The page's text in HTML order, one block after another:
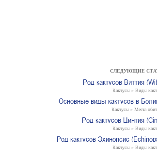
СЛЕДУЮЩИЕ
Род кактусов Виттия
Кактусы » Виды
Основные виды кактусов в
Кактусы » Места
Род кактусов Цинтия
Кактусы » Виды
Род кактусов Эхинопсис
Кактусы » Виды